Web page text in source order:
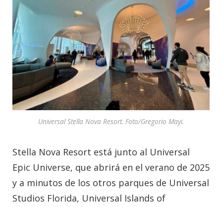
Universal Stella Nova Resort. Foto/Gregorio Mayi.
Stella Nova Resort está junto al Universal
Epic Universe, que abrirá en el verano de 2025
y a minutos de los otros parques de Universal
Studios Florida, Universal Islands of